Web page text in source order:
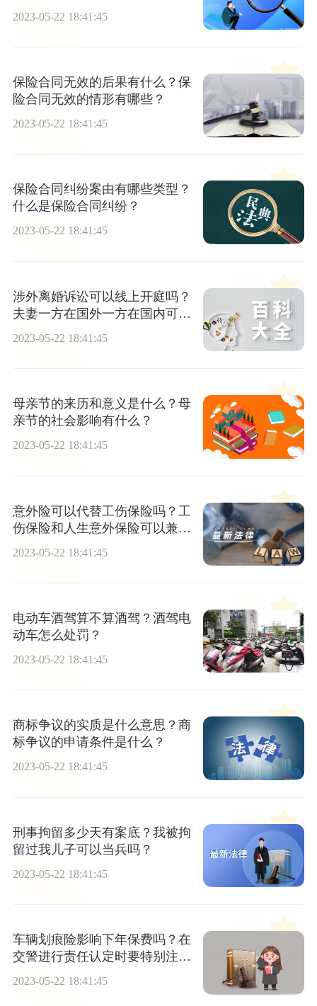
2023-05-22 18:41:45
保险合同无效的后果有什么？保
险合同无效的情形有哪些？
2023-05-22 18:41:45
保险合同纠纷案由有哪些类型？
什么是保险合同纠纷？
2023-05-22 18:41:45
涉外离婚诉讼可以线上开庭吗？
夫妻一方在国外一方在国内可以
2023-05-22 18:41:45
母亲节的来历和意义是什么？母
亲节的社会影响有什么？
2023-05-22 18:41:45
意外险可以代替工伤保险吗？工
伤保险和人生意外保险可以兼得
2023-05-22 18:41:45
电动车酒驾算不算酒驾？酒驾电
动车怎么处罚？
2023-05-22 18:41:45
商标争议的实质是什么意思？商
标争议的申请条件是什么？
2023-05-22 18:41:45
刑事拘留多少天有案底？我被拘
留过我儿子可以当兵吗？
2023-05-22 18:41:45
车辆划痕险影响下年保费吗？在
交警进行责任认定时要特别注意
双方应负的责任吗？
2023-05-22 18:41:45